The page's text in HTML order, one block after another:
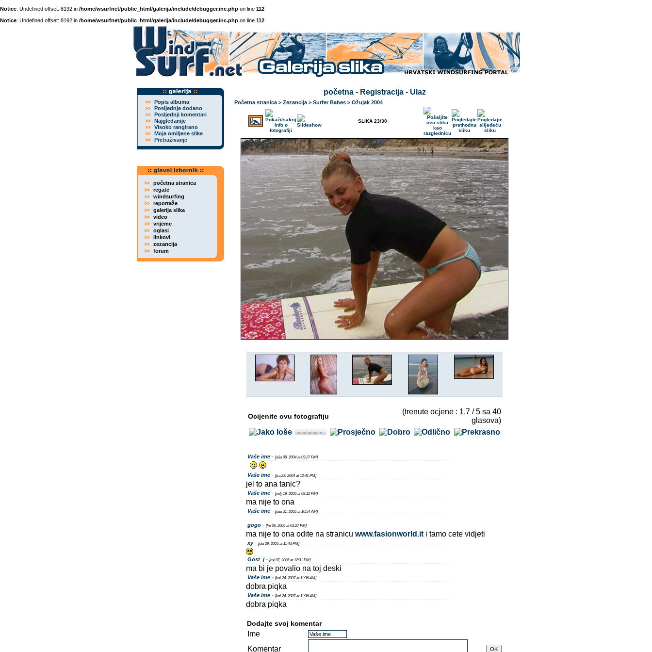
Notice: Undefined offset: 8192 in /home/wsurfnet/public_html/galerija/include/debugger.inc.php on line 112
Notice: Undefined offset: 8192 in /home/wsurfnet/public_html/galerija/include/debugger.inc.php on line 112
Popis albuma
Posljednje dodano
Posljednji komentari
Najgledanije
Visoko rangirano
Moje omiljene slike
Pretraživanje
početna stranica
regate
windsurfing
reportaže
galerija slika
video
vrijeme
oglasi
linkovi
zezancija
forum
početna- Registracija- Ulaz
Početna stranica > Zezancija > Surfer Babes > Ožujak 2004
SLIKA 23/30
Ocijenite ovu fotografiju
(trenute ocjene : 1.7 / 5 sa 40
glasova)
Vaše ime - [oűu 09, 2004 at 09:27 PM]
Vaše ime - [tra 23, 2004 at 12:41 PM]
jel to ana tanic?
Vaše ime - [velj 19, 2005 at 09:12 PM]
ma nije to ona
Vaše ime - [oűu 31, 2005 at 10:54 AM]
gogo - [lip 06, 2005 at 01:27 PM]
ma nije to ona odite na stranicu www.fasionworld.it i tamo cete vidjeti
xy- [stu 29, 2005 at 11:43 PM]
Gost_j- [ruj 07, 2006 at 12:31 PM]
ma bi je povalio na toj deski
Vaše ime - [kol 24, 2007 at 11:36 AM]
dobra piqka
Vaše ime - [kol 24, 2007 at 11:36 AM]
dobra piqka
Dodajte svoj komentar
Ime
Komentar